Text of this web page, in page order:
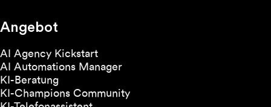
Angebot
AI Agency Kickstart
AI Automations Manager
KI-Beratung
KI-Champions Community